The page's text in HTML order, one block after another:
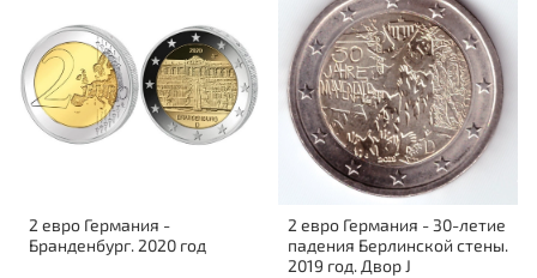
2 евро Германия -
Бранденбург. 2020 год
2 евро Германия - 30-летие
падения Берлинской стены.
2019 год. Двор J